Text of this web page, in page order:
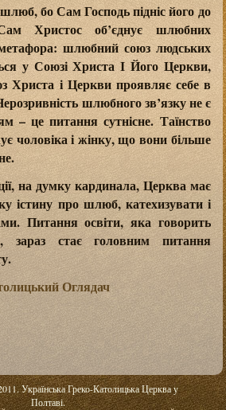
бо Сам Господь підніс його до
Христос об’єднує шлюбних
шлюбний союз людських
у Союзі Христа І Його Церкви,
Христа і Церкви проявляє себе в
шлюбного зв’язку не є
– це питання сутнісне. Таїнство
чоловіка і жінку, що вони більше
на думку кардинала, Церква має
істину про шлюб, катехизувати і
Питання освіти, яка говорить
стає головним питання
Оглядач
Українська Греко-Католицька Церква у
Полтаві.